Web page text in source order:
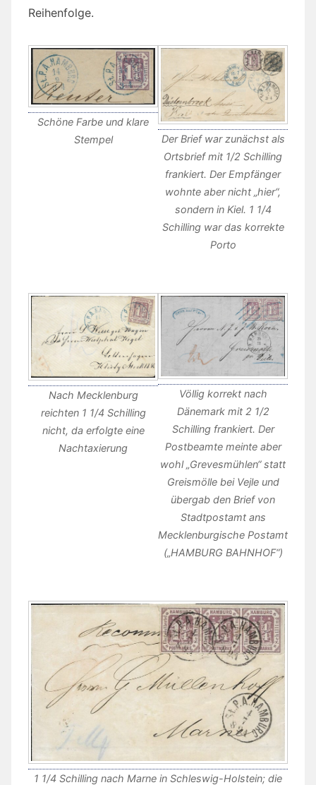
Reihenfolge.
Schöne Farbe und klare
Stempel
Der Brief war zunächst als
Ortsbrief mit 1/2 Schilling
frankiert. Der Empfänger
wohnte aber nicht „hier“,
sondern in Kiel. 1 1/4
Schilling war das korrekte
Porto
Nach Mecklenburg
reichten 1 1/4 Schilling
nicht, da erfolgte eine
Nachtaxierung
Völlig korrekt nach
Dänemark mit 2 1/2
Schilling frankiert. Der
Postbeamte meinte aber
wohl „Grevesmühlen“ statt
Greismölle bei Vejle und
übergab den Brief von
Stadtpostamt ans
Mecklenburgische Postamt
(„HAMBURG BAHNHOF“)
1 1/4 Schilling nach Marne in Schleswig-Holstein; die